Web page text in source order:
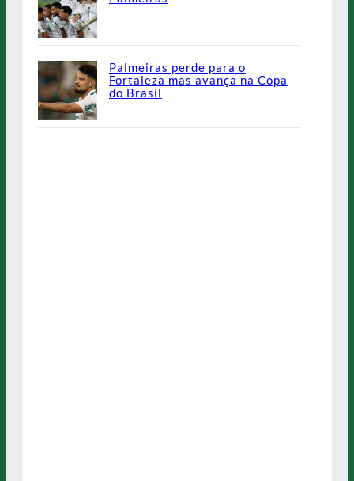
Palmeiras perde para o
Fortaleza mas avança na Copa
do Brasil